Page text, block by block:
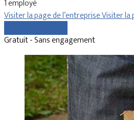
1 employé
Visiter la page de l’entrepriseVisiter la
Gratuit - Sans engagement